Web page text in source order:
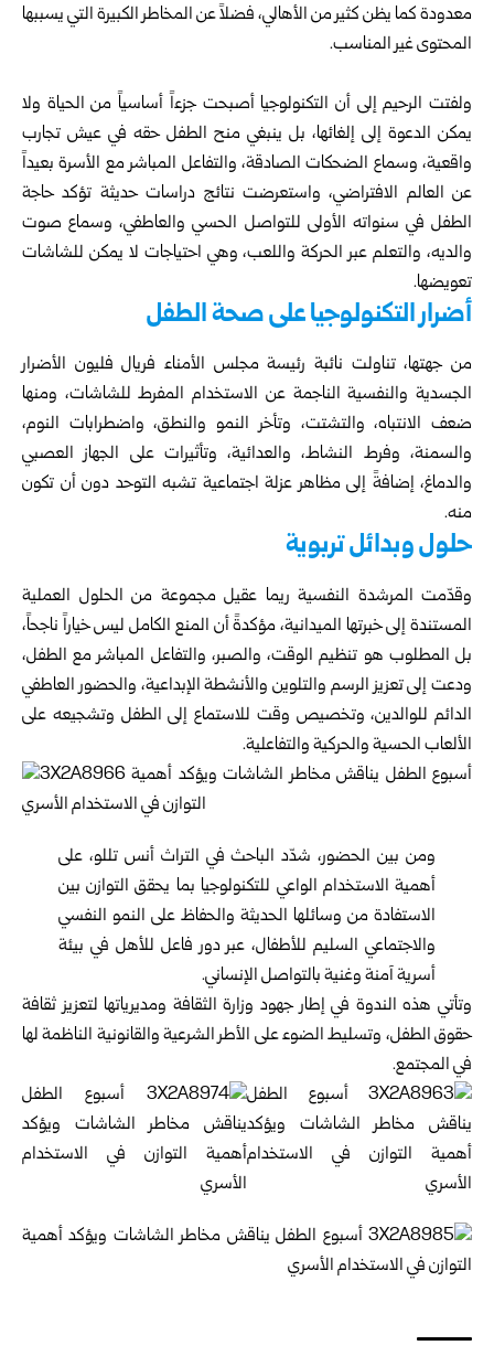
معدودة كما يظن كثير من الأهالي، فضلاً عن المخاطر الكبيرة التي يسببها
المحتوى غير المناسب.
ولفتت الرحيم إلى أن التكنولوجيا أصبحت جزءاً أساسياً من الحياة ولا
يمكن الدعوة إلى إلغائها، بل ينبغي منح الطفل حقه في عيش تجارب
واقعية، وسماع الضحكات الصادقة، والتفاعل المباشر مع الأسرة بعيداً
عن العالم الافتراضي، واستعرضت نتائج دراسات حديثة تؤكد حاجة
الطفل في سنواته الأولى للتواصل الحسي والعاطفي، وسماع صوت
والديه، والتعلم عبر الحركة واللعب، وهي احتياجات لا يمكن للشاشات
تعويضها.
أضرار التكنولوجيا على صحة الطفل
من جهتها، تناولت نائبة رئيسة مجلس الأمناء فريال فليون الأضرار
الجسدية والنفسية الناجمة عن الاستخدام المفرط للشاشات، ومنها
ضعف الانتباه، والتشتت، وتأخر النمو والنطق، واضطرابات النوم،
والسمنة، وفرط النشاط، والعدائية، وتأثيرات على الجهاز العصبي
والدماغ، إضافةً إلى مظاهر عزلة اجتماعية تشبه التوحد دون أن تكون
منه.
حلول وبدائل تربوية
وقدّمت المرشدة النفسية ريما عقيل مجموعة من الحلول العملية
المستندة إلى خبرتها الميدانية، مؤكدةً أن المنع الكامل ليس خياراً ناجحاً،
بل المطلوب هو تنظيم الوقت، والصبر، والتفاعل المباشر مع الطفل،
ودعت إلى تعزيز الرسم والتلوين والأنشطة الإبداعية، والحضور العاطفي
الدائم للوالدين، وتخصيص وقت للاستماع إلى الطفل وتشجيعه على
الألعاب الحسية والحركية والتفاعلية.
ومن بين الحضور، شدّد الباحث في التراث أنس تللو، على
أهمية الاستخدام الواعي للتكنولوجيا بما يحقق التوازن بين
الاستفادة من وسائلها الحديثة والحفاظ على النمو النفسي
والاجتماعي السليم للأطفال، عبر دور فاعل للأهل في بيئة
أسرية آمنة وغنية بالتواصل الإنساني.
وتأتي هذه الندوة في إطار جهود وزارة الثقافة ومديرياتها لتعزيز ثقافة
حقوق الطفل، وتسليط الضوء على الأطر الشرعية والقانونية الناظمة لها
في المجتمع.